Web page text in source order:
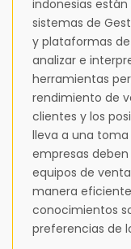
indonesias
sistemas de
y plataformas
analizar e
herramientas
rendimiento de
clientes y los
lleva a una
empresas
equipos de
manera
conocimientos
preferencias de